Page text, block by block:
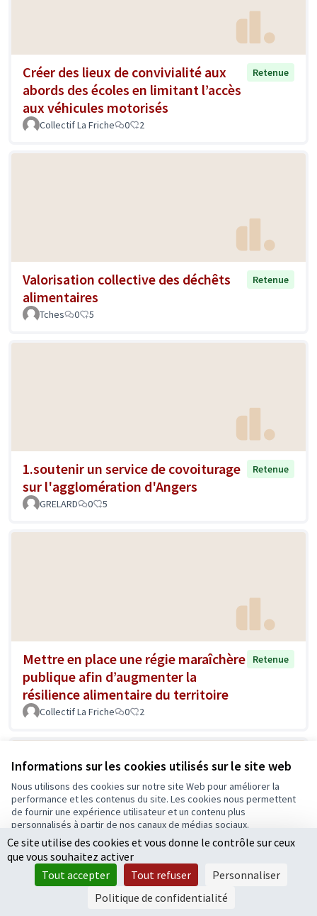
Informations sur les cookies utilisés sur le site web
Nous utilisons des cookies sur notre site Web pour améliorer la
performance et les contenus du site. Les cookies nous permettent
de fournir une expérience utilisateur et un contenu plus
personnalisés à partir de nos canaux de médias sociaux.
Tout accepter
Accepter seulement les cookies essentiels
Paramètres
Créer des lieux de convivialité aux
abords des écoles en limitant l’accès
aux véhicules motorisés
Retenue
Collectif La Friche 0 2
Valorisation collective des déchêts
alimentaires
Retenue
Tches 0 5
1.soutenir un service de covoiturage
sur l'agglomération d'Angers
Retenue
GRELARD 0 5
Mettre en place une régie maraîchère
publique afin d’augmenter la
résilience alimentaire du territoire
Retenue
Collectif La Friche 0 2
Après le bocage normand ou
limousin, le bocage angevin
Ce site utilise des cookies et vous donne le contrôle sur ceux
que vous souhaitez activer
Tout accepter
Tout refuser
Personnaliser
Politique de confidentialité